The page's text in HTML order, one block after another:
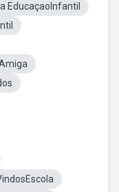
EducaçaoInfantil